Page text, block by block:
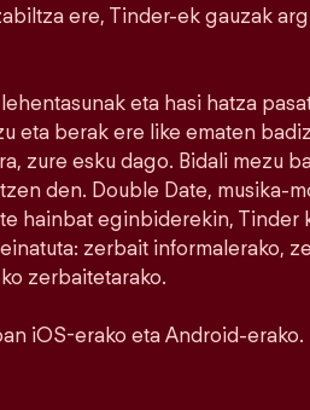
ere, Tinder-ek gauzak
eta hasi hatza
eta berak ere like ematen
zure esku dago. Bidali mezu
den. Double Date, musika-
hainbat eginbiderekin, Tinder
zerbait informalerako,
zerbaitetarako.
iOS-erako eta Android-erako.